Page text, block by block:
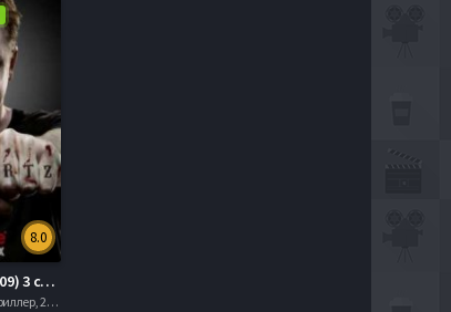
8.0
Обмани Меня (2009) 3 сезон
Драма, Криминал, Триллер, 2013, mobilen